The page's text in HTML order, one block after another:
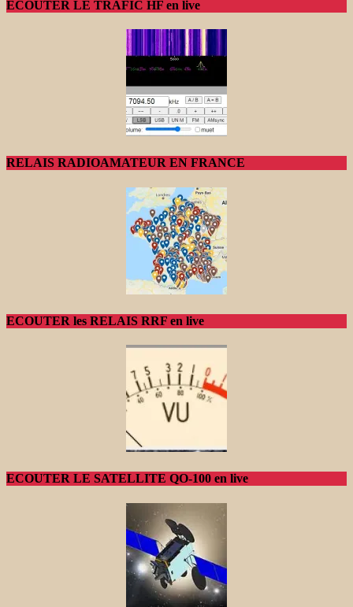
ECOUTER LE TRAFIC HF en live
RELAIS RADIOAMATEUR EN FRANCE
ECOUTER les RELAIS RRF en live
ECOUTER LE SATELLITE QO-100 en live